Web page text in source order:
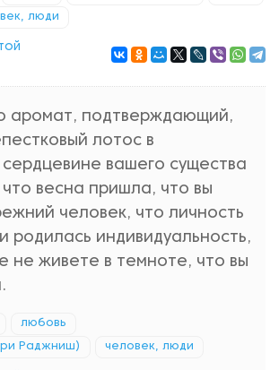
люди
аромат, подтверждающий,
лотос в
вашего существа
что весна пришла, что вы
человек, что личность
родилась индивидуальность,
не живете в темноте, что вы
любовь
Раджниш) человек, люди